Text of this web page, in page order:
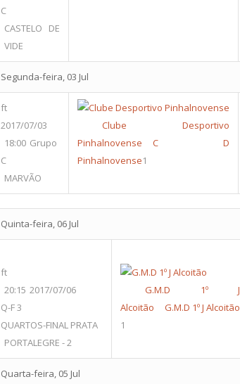
C
CASTELO DE
VIDE
Segunda-feira, 03 Jul
ft
2017/07/03
18:00 Grupo
C
MARVÃO
Clube Desportivo
Pinhalnovense
C D
Pinhalnovense1
Quinta-feira, 06 Jul
ft
2017/07/06
20:15
Q-F 3
QUARTOS-FINAL PRATA
PORTALEGRE - 2
G.M.D 1º J
Alcoitão
G.M.D 1º J Alcoitão
1
Quarta-feira, 05 Jul